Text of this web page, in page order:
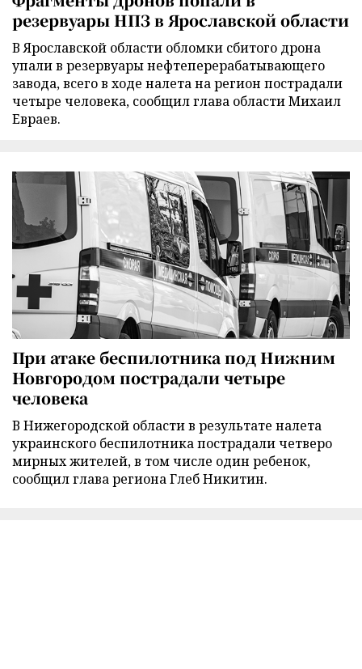
резервуары НПЗ в Ярославской области
В Ярославской области обломки сбитого дрона
упали в резервуары нефтеперерабатывающего
завода, всего в ходе налета на регион пострадали
четыре человека, сообщил глава области Михаил
Евраев.
При атаке беспилотника под Нижним
Новгородом пострадали четыре
человека
В Нижегородской области в результате налета
украинского беспилотника пострадали четверо
мирных жителей, в том числе один ребенок,
сообщил глава региона Глеб Никитин.